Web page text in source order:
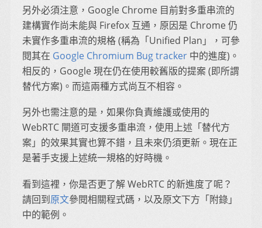
另外必須注意，Google Chrome 目前對多重串流的
建構實作尚未能與 Firefox 互通，原因是 Chrome 仍
未實作多重串流的規格 (稱為「Unified Plan」，可參
閱其在 Google Chromium Bug tracker 中的進度)。
相反的，Google 現在仍在使用較舊版的提案 (即所謂
替代方案)。而這兩種方式尚互不相容。
另外也需注意的是，如果你負責維護或使用的
WebRTC 閘道可支援多重串流，使用上述「替代方
案」的效果其實也算不錯，且未來仍須更新。現在正
是著手支援上述統一規格的好時機。
看到這裡，你是否更了解 WebRTC 的新進度了呢？
請回到原文參閱相關程式碼，以及原文下方「附錄」
中的範例。